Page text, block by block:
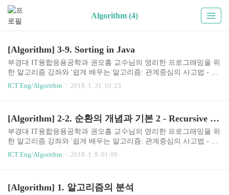
Algorithm (4)
[Algorithm] 3-9. Sorting in Java
부경대 IT융합응용공학과 권오흠 교수님의 영리한 프로그래밍을 위
한 알고리즘 강좌와 '쉽게 배우는 알고리즘: 관계중심의 사고법 - 문
병로'등을 통한 알고리즘 학습 강좌 링크3-9. Sorting in Java일반적으
로 정렬은 가장 기본적인 알고리즘이기 때문에, 대부분의 프로그래
고 볼 수 있다.Java에서의 sorting을 알아본다. 기본 타입 데이터의 정
렬Arrays 클래스가 primitive 타입 데이터를 위한 정렬 메소드를 제공
한다. int[] data = new int[capacity]; ​ //data[0]에서 data[capacity-1]까지
ICT Eng/Algorithm 2018. 1. 31. 01:23
[Algorithm] 2-2. 순환의 개념과 기본 2 - Recursive Thinking
부경대 IT융합응용공학과 권오흠 교수님의 영리한 프로그래밍을 위
한 알고리즘 강좌와 '쉽게 배우는 알고리즘: 관계중심의 사고법 - 문
병로'등을 통한 알고리즘 학습 강좌 링크2-2. 순환(Recursion)의 개념
과 기본 예제 2Recursive Thinking - 순환적으로 사고하기Recursion은
터 하나씩 카운트 한다.또는, 총 문자열의 길이는 첫번째 문자를 뺀,
ICT Eng/Algorithm 2018. 1. 9. 01:09
[Algorithm] 1. 알고리즘의 분석